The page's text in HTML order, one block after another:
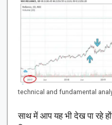
technical and fundamental
साथ में आप यह भी देख पा रहे